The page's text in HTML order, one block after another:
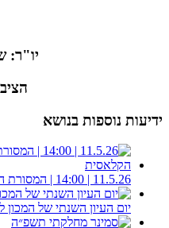
יו"ר:
ידיעות נוספות בנושא
11.5.26 | 14:00 | המסורת היהודית פוגשת את המ...
יום העיון השנתי של המכון